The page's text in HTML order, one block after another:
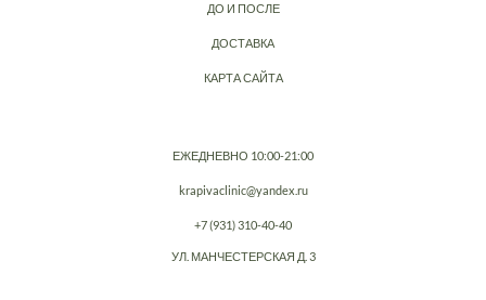
ДО И ПОСЛЕ
ДОСТАВКА
КАРТА САЙТА
ЕЖЕДНЕВНО 10:00-21:00
krapivaclinic@yandex.ru
+7 (931) 310-40-40
УЛ. МАНЧЕСТЕРСКАЯ Д. 3